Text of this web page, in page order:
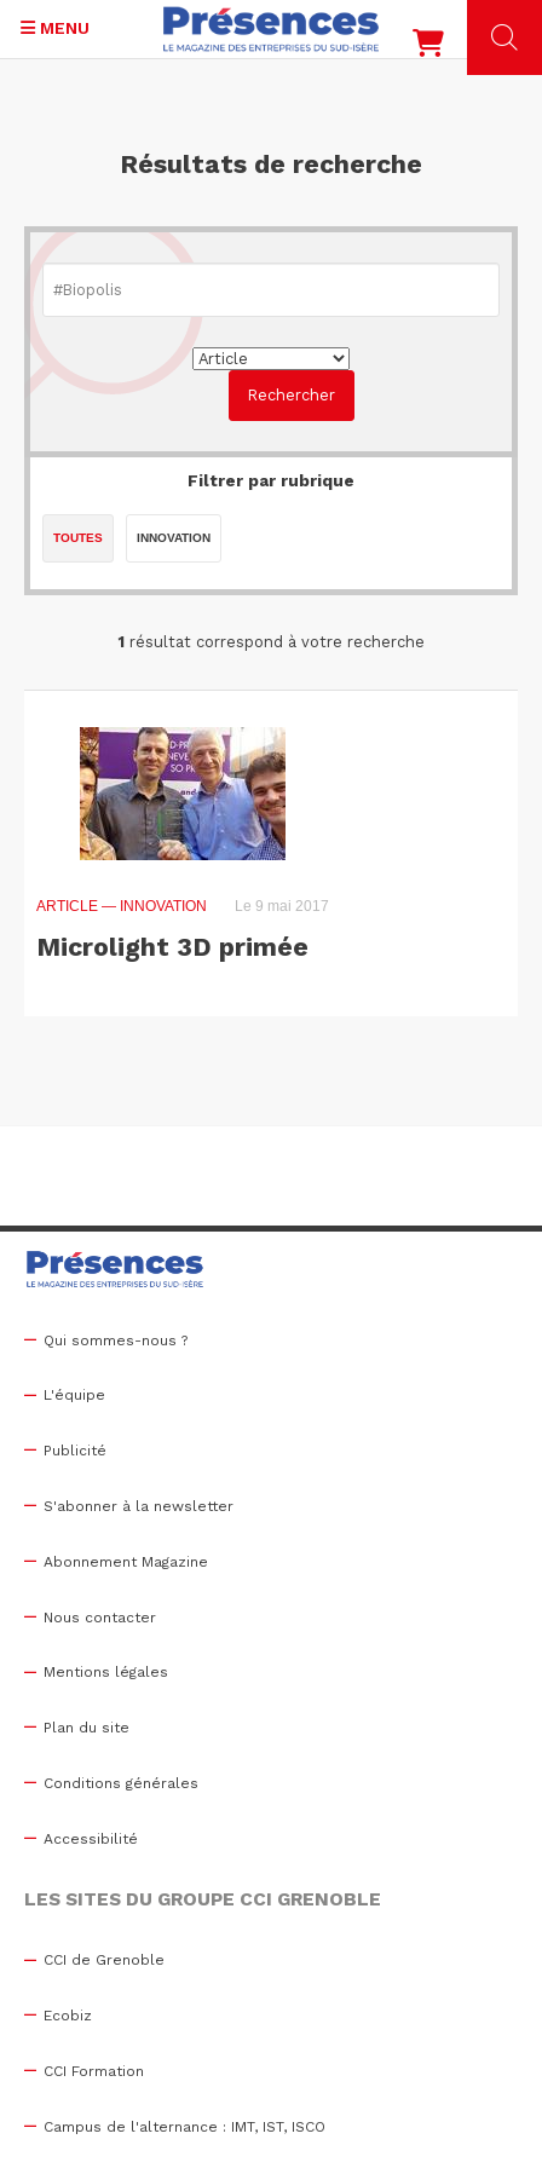
MENU
Résultats de recherche
Filtrer par rubrique
TOUTES INNOVATION
1résultat correspond à votre recherche
ARTICLE — INNOVATION Le 9 mai 2017
Microlight 3D primée
Qui sommes-nous ?
L'équipe
Publicité
S'abonner à la newsletter
Abonnement Magazine
Nous contacter
Mentions légales
Plan du site
Conditions générales
Accessibilité
LES SITES DU GROUPE CCI GRENOBLE
CCI de Grenoble
Ecobiz
CCI Formation
Campus de l'alternance : IMT, IST, ISCO